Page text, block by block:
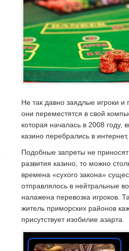
Не так давно заядлые игроки и
они переместятся в свой
которая началась в 2008 году,
казино перебрались в
Подобные запреты не приносят
развития казино, то можно
времена «сухого закона»
отправлялось в нейтральные
налажена перевозка игроков.
житель приморских районов
присутствует изобилие азарта.